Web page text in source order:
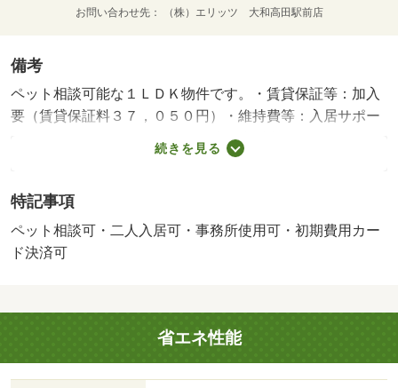
お問い合わせ先 （株）エリッツ 大和高田駅前店
備考
ペット相談可能な１ＬＤＫ物件です。・賃貸保証等：加入
要（賃貸保証料３７，０５０円）・維持費等：入居サポー
ト１，１００円／月・ペット条件：小型犬可／猫可・２０
２６年９月完成の物件です。近鉄橿原線の近鉄郡山駅まで
エントランスにはオートロック、ＴＶドアホン機能があり
ます。ペットもご相談ください。・バイク置場：なし・駐
輪場：有/鍵交換費用 22000円
続きを見る
特記事項
ペット相談可・二人入居可・事務所使用可・初期費用カー
ド決済可
省エネ性能